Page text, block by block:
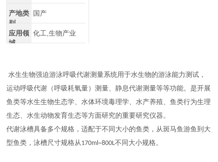
产地类
别
国产
应用领
域
化工,生物产业
水生生物强迫游泳呼吸代谢测量系统用于水生物的游泳能力测试 ，
运动呼吸代谢（呼吸耗氧量）测量、静息代谢测量等等功能。是开展
鱼类等水生生物生态学、水体环境毒理学、水产养殖、鱼类行为生理
生态、水生动物发育生态等方面研究的重要研究仪器。
代谢泳槽具备多个规格，适配于不同大小的鱼类，从斑马鱼游鱼到大
型鱼类，泳槽尺寸规格从170ml~800L不同大小规格。